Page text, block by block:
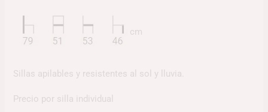
cm
Sillas apilables y resistentes al sol y lluvia.
Precio por silla individual